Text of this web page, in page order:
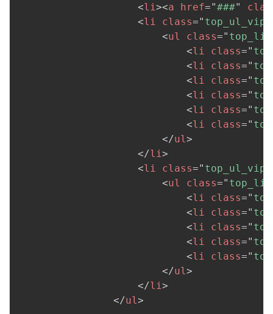
<li ><a href="###"
<li class=" top_ul_vip
<ul class="
<li class="
<li class="
<li class="
<li class="
<li class="
<li class="
</ul >
</li >
<li class=" top_ul_vip
<ul class="
<li class="
<li class="
<li class="
<li class="
<li class="
</ul >
</li >
</ul >